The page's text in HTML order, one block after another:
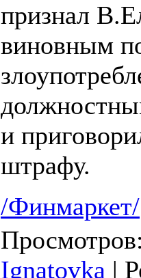
признал
виновным
и
штрафу.
/Финмаркет/
Ignatovka |